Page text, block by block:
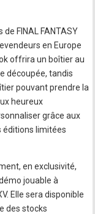
FINAL FANTASY
en Europe
offrira un boîtier au
découpée, tandis
pouvant prendre la
heureux
grâce aux
éditions limitées
en exclusivité,
jouable à
Elle sera disponible
des stocks